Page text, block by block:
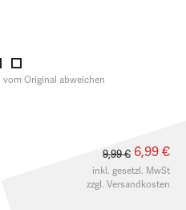
Original abweichen
9,99 € 6,99 €
inkl. gesetzl. MwSt
zzgl. Versandkosten